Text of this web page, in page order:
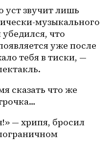
уст звучит лишь
музыкального
что
уже после
тебя в тиски, —
сказать что же
— хрипя, бросил